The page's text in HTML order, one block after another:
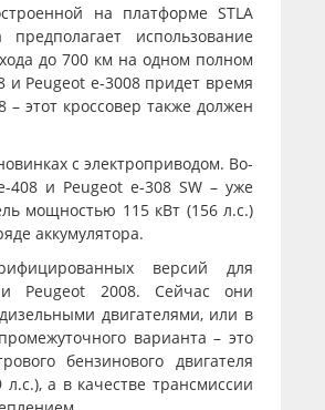
на платформе STLA
использование
до 700 км на одном полном
и Peugeot е-3008 придет время
этот кроссовер также должен
с электроприводом. Во-
408 и Peugeot е-308 SW – уже
мощностью 115 кВт (156 л.с.)
аккумулятора.
версий для
Peugeot 2008. Сейчас они
двигателями, или в
варианта – это
бензинового двигателя
а в качестве трансмиссии